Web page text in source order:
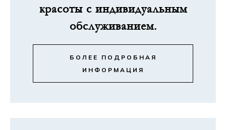
красоты с индивидуальным
обслуживанием.
БОЛЕЕ ПОДРОБНАЯ
ИНФОРМАЦИЯ